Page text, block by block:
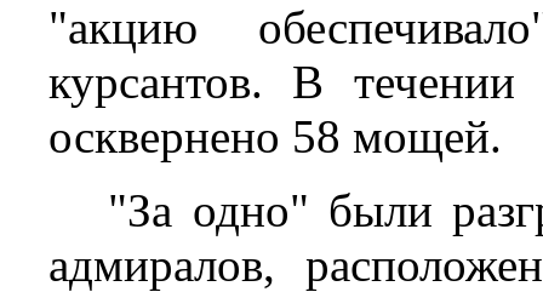
"акцию
курсантов. В
осквернено 58
"За одно" были
адмиралов,